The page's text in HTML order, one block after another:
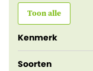
Toon alle
Kenmerk
Soorten